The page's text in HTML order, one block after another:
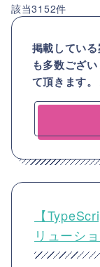
該当3152件
掲載してい
も多数ござ
て頂きます
【
リューシ